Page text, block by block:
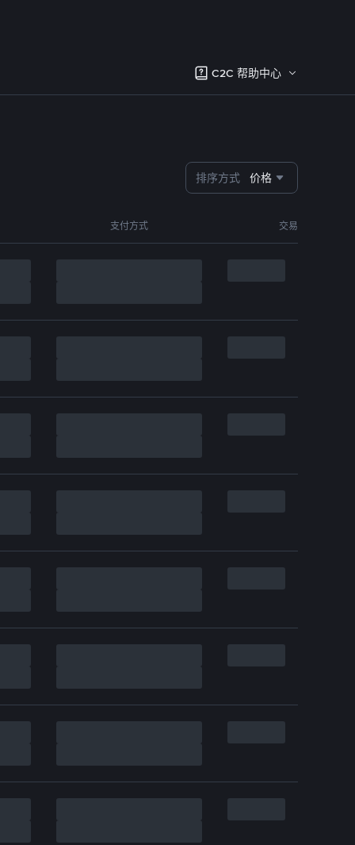
C2C 帮助中心
排序方式 价格
支付方式 交易